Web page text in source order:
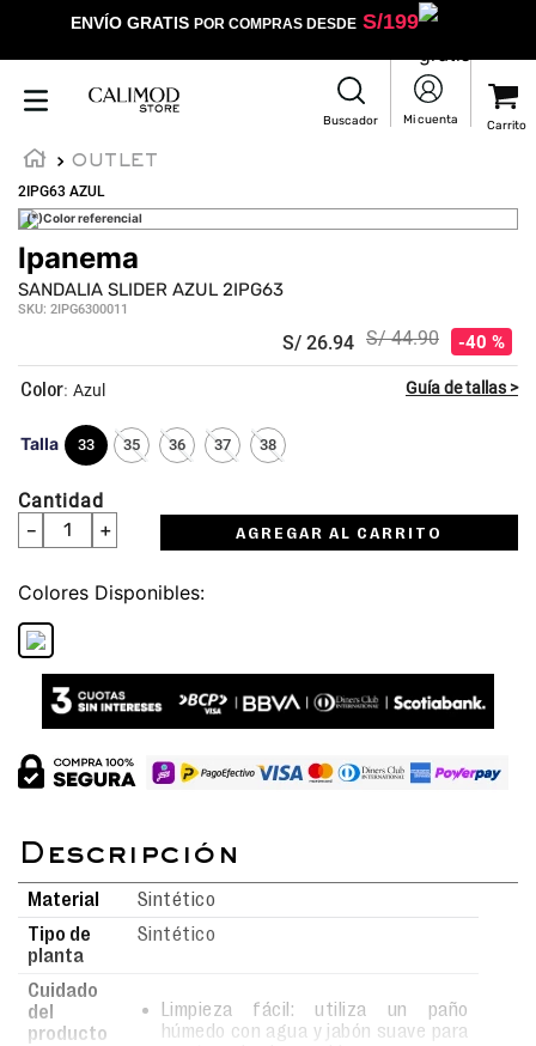
ENVÍO GRATIS POR COMPRAS DESDES/199
OUTLET
2IPG63 AZUL
(*)Color referencial
Ipanema
SANDALIA SLIDER AZUL 2IPG63
SKU: 2IPG6300011
S/ 26.94 S/ 44.90 40 %
Talla 33 35 36 37 38
: Azul
Cantidad
＋
－ AGREGAR AL CARRITO
Colores
Material
Sintético
Tipo de
planta
Sintético
Cuidado
del
producto
Limpieza fácil: utiliza un paño
húmedo con agua y jabón suave para